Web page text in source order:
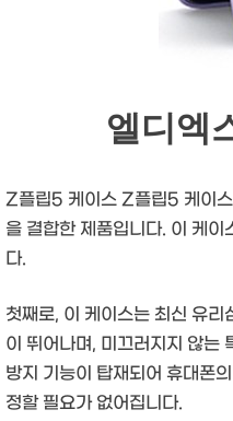
엘디엑
Z플립5 케이스 Z플립5 케이스
을 결합한 제품입니다. 이 케
다.
첫째로, 이 케이스는 최신 유
이 뛰어나며, 미끄러지지 않는
방지 기능이 탑재되어 휴대폰
정할 필요가 없어집니다.